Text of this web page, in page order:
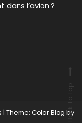
l’avion ?
| Theme: Color Blog by
Back To Top